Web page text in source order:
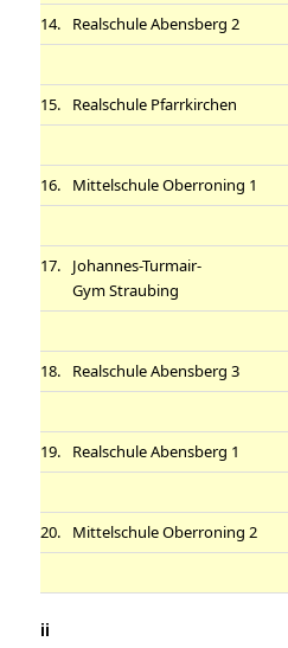
14.
Realschule Abensberg 2
15.
Realschule Pfarrkirchen
16.
Mittelschule Oberroning 1
17.
Johannes-Turmair-
Gym Straubing
18.
Realschule Abensberg 3
19.
Realschule Abensberg 1
20.
Mittelschule Oberroning 2
ii